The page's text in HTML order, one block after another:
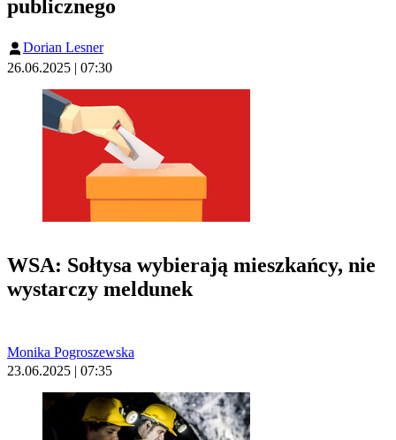
publicznego
Dorian Lesner
26.06.2025 | 07:30
WSA: Sołtysa wybierają mieszkańcy, nie
wystarczy meldunek
Monika Pogroszewska
23.06.2025 | 07:35